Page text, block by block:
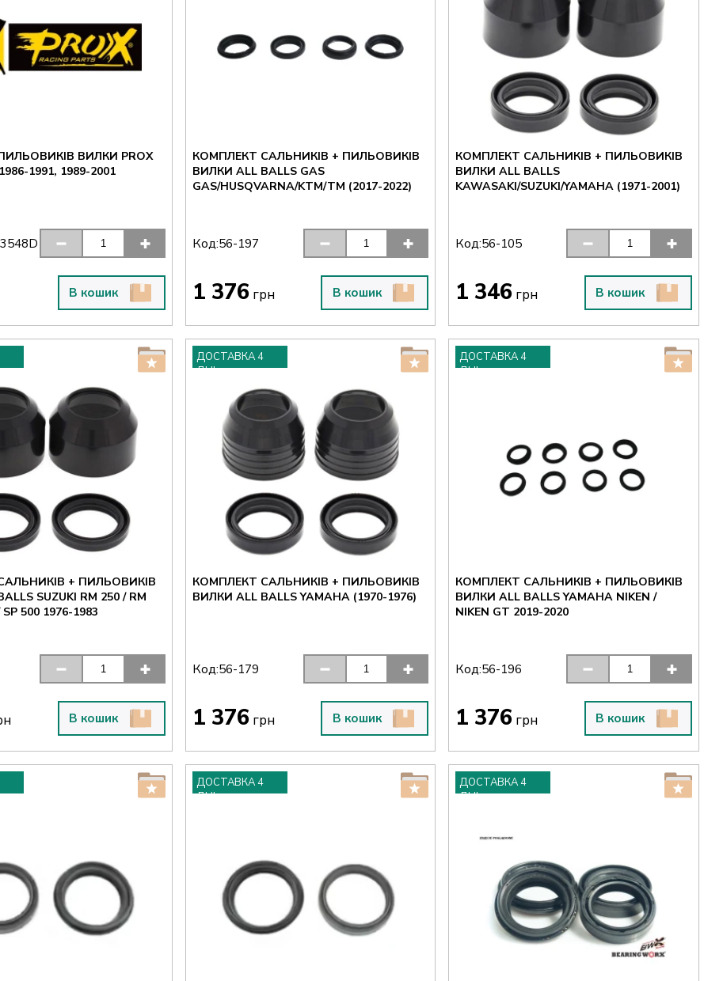
ВИЛКИ PROX
1991, 1989-2001
В кошик
КОМПЛЕКТ САЛЬНИКІВ + ПИЛЬОВИКІВ
ВИЛКИ ALL BALLS GAS
GAS/HUSQVARNA/KTM/TM (2017-2022)
Код:56-197
1 376 грн В кошик
КОМПЛЕКТ САЛЬНИКІВ + ПИЛЬОВИКІВ
ВИЛКИ ALL BALLS
KAWASAKI/SUZUKI/YAMAHA (1971-2001)
Код:56-105
1 346 грн В кошик
+ ПИЛЬОВИКІВ
SUZUKI RM 250 / RM
500 1976-1983
В кошик
ДОСТАВКА 4
ДНІ
КОМПЛЕКТ САЛЬНИКІВ + ПИЛЬОВИКІВ
ВИЛКИ ALL BALLS YAMAHA (1970-1976)
Код:56-179
1 376 грн В кошик
ДОСТАВКА 4
ДНІ
КОМПЛЕКТ САЛЬНИКІВ + ПИЛЬОВИКІВ
ВИЛКИ ALL BALLS YAMAHA NIKEN /
NIKEN GT 2019-2020
Код:56-196
1 376 грн В кошик
ДОСТАВКА 4
ДНІ
ДОСТАВКА 4
ДНІ